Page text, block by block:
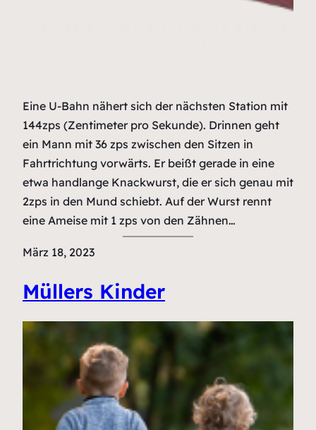
Eine U-Bahn nähert sich der nächsten Station mit
144zps (Zentimeter pro Sekunde). Drinnen geht
ein Mann mit 36 zps zwischen den Sitzen in
Fahrtrichtung vorwärts. Er beißt gerade in eine
etwa handlange Knackwurst, die er sich genau mit
2zps in den Mund schiebt. Auf der Wurst rennt
eine Ameise mit 1 zps von den Zähnen…
März 18, 2023
Müllers Kinder